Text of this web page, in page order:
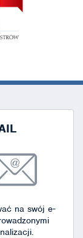
na swój e-